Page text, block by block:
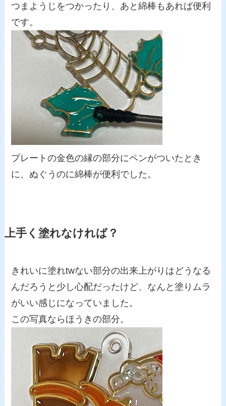
つまようじをつかったり、あと綿棒もあれば便利
です。
プレートの金色の縁の部分にペンがついたとき
に、ぬぐうのに綿棒が便利でした。
上手く塗れなければ？
きれいに塗れtwない部分の出来上がりはどうなる
んだろうと少し心配だったけど、なんと塗りムラ
がいい感じになっていました。
この写真ならほうきの部分。